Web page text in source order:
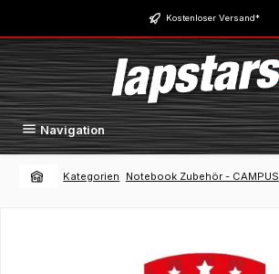
Zum Hauptinhalt springen Kostenloser Versand*
Navigation
Kategorien Notebook Zubehör - CAMPUS